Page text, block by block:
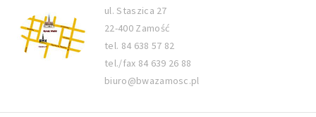
ul. Staszica 27
22-400 Zamość
tel. 84 638 57 82
tel./fax 84 639 26 88
biuro@bwazamosc.pl